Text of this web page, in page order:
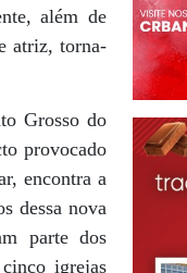
além de
atriz, torna-
Grosso do
provocado
encontra a
dessa nova
parte dos
igrejas